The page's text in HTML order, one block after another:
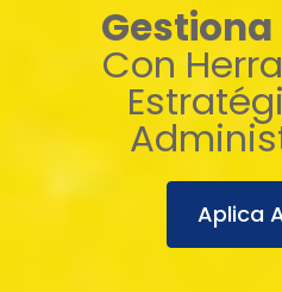
Gestiona
Con
Aplica